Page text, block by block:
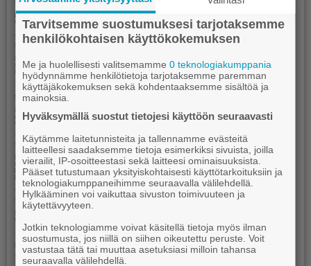
Tarvitsemme suostumuksesi tarjotaksemme
henkilökohtaisen käyttökokemuksen
Me ja huolellisesti valitsemamme0 teknologiakumppania
hyödynnämme henkilötietoja tarjotaksemme paremman
käyttäjäkokemuksen sekä kohdentaaksemme sisältöä ja
mainoksia.
Hyväksymällä suostut tietojesi käyttöön seuraavasti
Käytämme laitetunnisteita ja tallennamme evästeitä
laitteellesi saadaksemme tietoja esimerkiksi sivuista, joilla
vierailit, IP-osoitteestasi sekä laitteesi ominaisuuksista.
Pääset tutustumaan yksityiskohtaisesti käyttötarkoituksiin ja
teknologiakumppaneihimme seuraavalla välilehdellä.
Hylkääminen voi vaikuttaa sivuston toimivuuteen ja
käytettävyyteen.
Jotkin teknologiamme voivat käsitellä tietoja myös ilman
suostumusta, jos niillä on siihen oikeutettu peruste. Voit
vastustaa tätä tai muuttaa asetuksiasi milloin tahansa
seuraavalla välilehdellä.